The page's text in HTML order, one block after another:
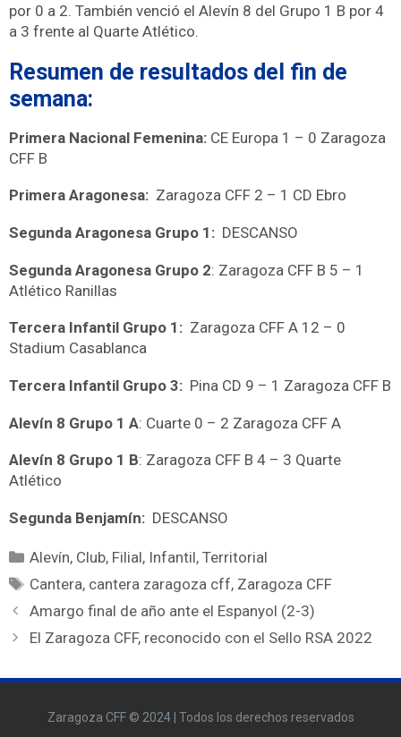
por 0 a 2. También venció el Alevín 8 del Grupo 1 B por 4
a 3 frente al Quarte Atlético.
Resumen de resultados del fin de
semana:
Primera Nacional Femenina: CE Europa 1 – 0 Zaragoza
CFF B
Primera Aragonesa: Zaragoza CFF 2 – 1 CD Ebro
Segunda Aragonesa Grupo 1: DESCANSO
Segunda Aragonesa Grupo 2: Zaragoza CFF B 5 – 1
Atlético Ranillas
Tercera Infantil Grupo 1: Zaragoza CFF A 12 – 0
Stadium Casablanca
Tercera Infantil Grupo 3: Pina CD 9 – 1 Zaragoza CFF B
Alevín 8 Grupo 1 A: Cuarte 0 – 2 Zaragoza CFF A
Alevín 8 Grupo 1 B: Zaragoza CFF B 4 – 3 Quarte
Atlético
Segunda Benjamín: DESCANSO
Alevín, Club, Filial, Infantil,Territorial
Cantera, cantera zaragoza cff, Zaragoza CFF
Amargo final de año ante el Espanyol (2-3)
El Zaragoza CFF, reconocido con el Sello RSA 2022
Zaragoza CFF © 2024 | Todos los derechos reservados